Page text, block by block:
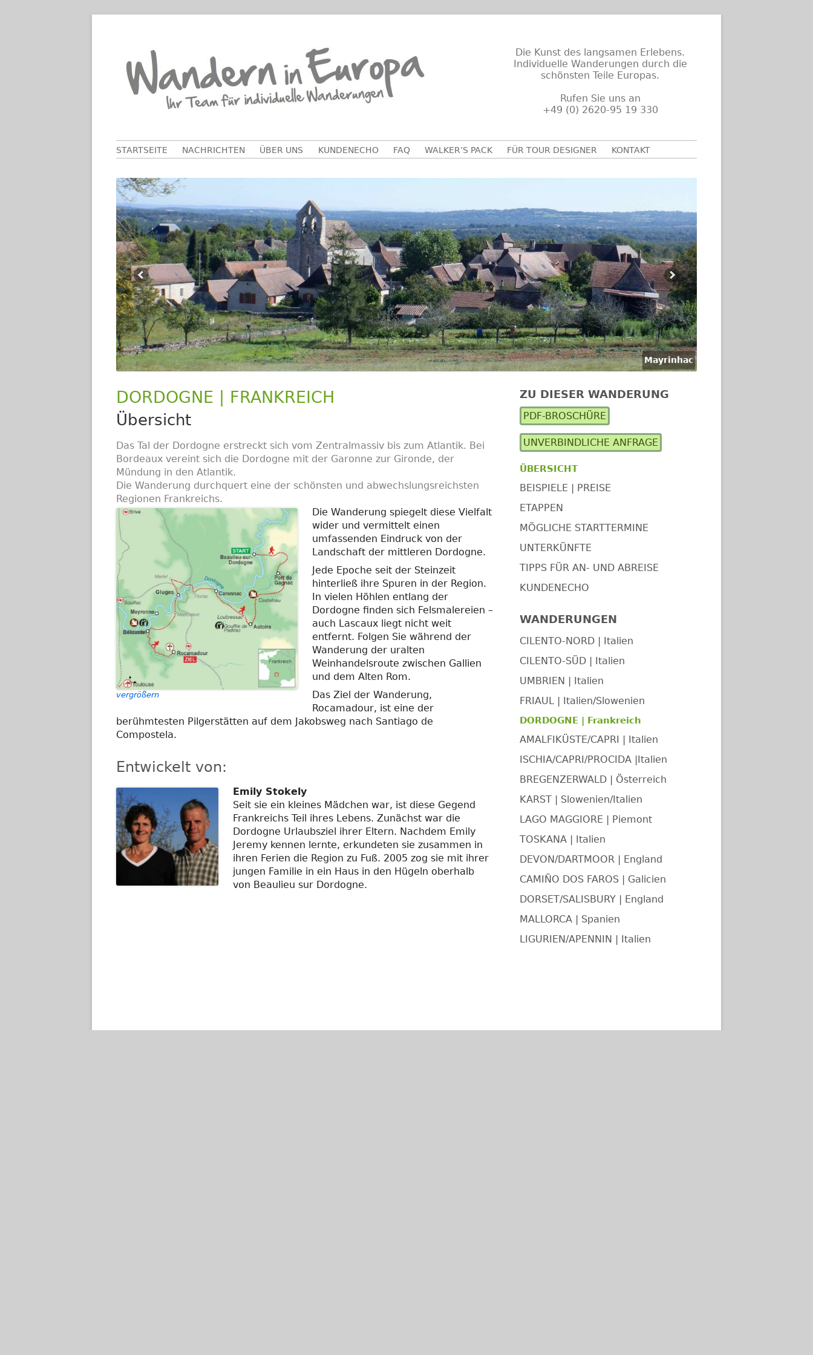
Die Kunst des langsamen Erlebens.
Individuelle Wanderungen durch die
schönsten Teile Europas.
Rufen Sie uns an
+49 (0) 2620-95 19 330
Primäres
Menü
STARTSEITE NACHRICHTEN ÜBER UNS KUNDENECHO FAQ WALKER’S PACK FÜR TOUR DESIGNER KONTAKT
Mayrinhac
DORDOGNE | FRANKREICH
Übersicht
Das Tal der Dordogne erstreckt sich vom Zentralmassiv bis zum Atlantik. Bei
Bordeaux vereint sich die Dordogne mit der Garonne zur Gironde, der
Mündung in den Atlantik.
Die Wanderung durchquert eine der schönsten und abwechslungsreichsten
Regionen Frankreichs.
vergrößern
Die Wanderung spiegelt diese Vielfalt
wider und vermittelt einen
umfassenden Eindruck von der
Landschaft der mittleren Dordogne.
Jede Epoche seit der Steinzeit
hinterließ ihre Spuren in der Region.
In vielen Höhlen entlang der
Dordogne finden sich Felsmalereien –
auch Lascaux liegt nicht weit
entfernt. Folgen Sie während der
Wanderung der uralten
Weinhandelsroute zwischen Gallien
und dem Alten Rom.
Das Ziel der Wanderung,
Rocamadour, ist eine der
berühmtesten Pilgerstätten auf dem Jakobsweg nach Santiago de
Compostela.
Entwickelt von:
Emily Stokely
Seit sie ein kleines Mädchen war, ist diese Gegend
Frankreichs Teil ihres Lebens. Zunächst war die
Dordogne Urlaubsziel ihrer Eltern. Nachdem Emily
Jeremy kennen lernte, erkundeten sie zusammen in
ihren Ferien die Region zu Fuß. 2005 zog sie mit ihrer
jungen Familie in ein Haus in den Hügeln oberhalb
von Beaulieu sur Dordogne.
Haupt-
Seitenleiste
ZU DIESER WANDERUNG
PDF-BROSCHÜRE
UNVERBINDLICHE ANFRAGE
ÜBERSICHT
BEISPIELE | PREISE
ETAPPEN
MÖGLICHE STARTTERMINE
UNTERKÜNFTE
TIPPS FÜR AN- UND ABREISE
KUNDENECHO
WANDERUNGEN
CILENTO-NORD | Italien
CILENTO-SÜD | Italien
UMBRIEN | Italien
FRIAUL | Italien/Slowenien
DORDOGNE | Frankreich
AMALFIKÜSTE/CAPRI | Italien
ISCHIA/CAPRI/PROCIDA |Italien
BREGENZERWALD | Österreich
KARST | Slowenien/Italien
LAGO MAGGIORE | Piemont
TOSKANA | Italien
DEVON/DARTMOOR | England
CAMIÑO DOS FAROS | Galicien
DORSET/SALISBURY | England
MALLORCA | Spanien
LIGURIEN/APENNIN | Italien